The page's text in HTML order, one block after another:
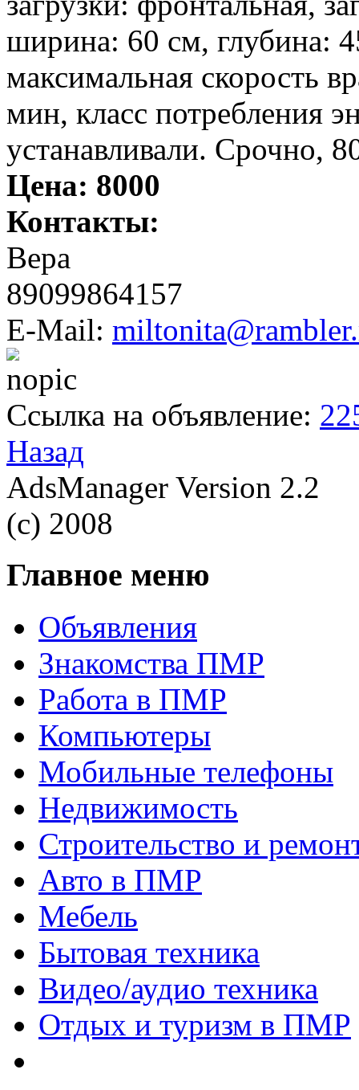
ширина: 60 см, глубина:
максимальная скорость
мин, класс потребления
устанавливали. Срочно,
Цена: 8000
Контакты:
Вера
89099864157
E-Mail:
Ссылка на объявление:
Назад
AdsManager Version 2.2
(c) 2008
Главное меню
Объявления
Знакомства ПМР
Работа в ПМР
Компьютеры
Мобильные телефоны
Недвижимость
Строительство и
Авто в ПМР
Мебель
Бытовая техника
Видео/аудио техника
Отдых и туризм в ПМР